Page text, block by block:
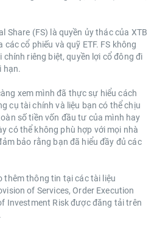
Share (FS) là quyền ủy thác của XTB
cổ phiếu và quỹ ETF. FS không
riêng biệt, quyền lợi cổ đông đi
hạn.
xem mình đã thực sự hiểu cách
cụ tài chính và liệu bạn có thể chịu
số tiền vốn đầu tư của mình hay
có thể không phù hợp với mọi nhà
bảo rằng bạn đã hiểu đầy đủ các
thêm thông tin tại các tài liệu
of Services, Order Execution
Investment Risk được đăng tải trên